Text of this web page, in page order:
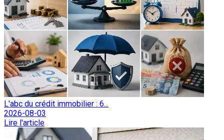
L'abc du crédit immobilier : 6...
2026-08-03
Lire l'article